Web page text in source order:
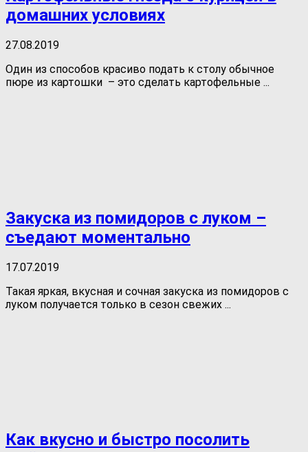
домашних условиях
27.08.2019
Один из способов красиво подать к столу обычное
пюре из картошки – это сделать картофельные ...
Закуска из помидоров с луком –
съедают моментально
17.07.2019
Такая яркая, вкусная и сочная закуска из помидоров с
луком получается только в сезон свежих ...
Как вкусно и быстро посолить